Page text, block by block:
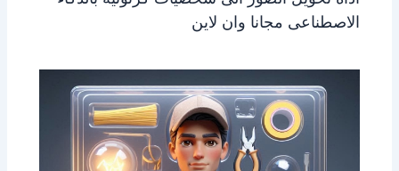
الاصطناعى مجانا وان لاين